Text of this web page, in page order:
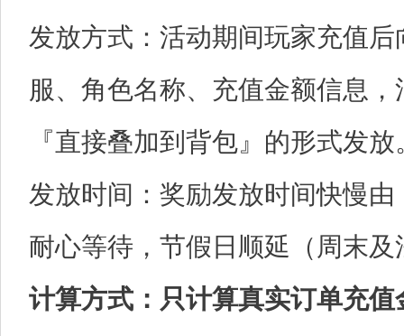
发放方式：活动期间玩家充值
服、角色名称、充值金额信息
『直接叠加到背包』的形式发放
发放时间：奖励发放时间快慢
耐心等待，节假日顺延（周末
计算方式：只计算真实订单充